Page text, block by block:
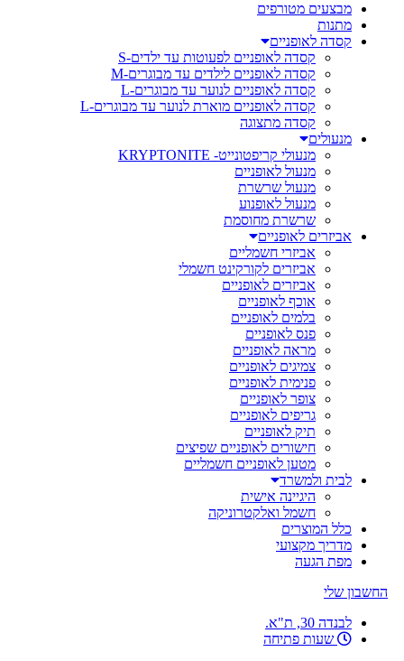
מבצעים מטורפים
מתנות
קסדה לאופניים
קסדה לאופניים לפעוטות עד ילדים-S
קסדה לאופניים לילדים עד מבוגרים-M
קסדה לאופניים לנוער עד מבוגרים-L
קסדה לאופניים מוארת לנוער עד מבוגרים-L
קסדה מתצוגה
מנעולים
מנעולי קריפטונייט- KRYPTONITE
מנעול לאופניים
מנעול שרשרת
מנעול לאופנוע
שרשרת מחוסמת
אביזרים לאופניים
אביזרי חשמליים
אביזרים לקורקינט חשמלי
אביזרים לאופניים
אוכף לאופניים
בלמים לאופניים
פנס לאופניים
מראה לאופניים
צמיגים לאופניים
פנימית לאופניים
צופר לאופניים
גריפים לאופניים
תיק לאופניים
חישורים לאופניים שפיצים
מטען לאופניים חשמליים
לבית ולמשרד
היגיינה אישית
חשמל ואלקטרוניקה
כלל המוצרים
מדריך מקצועי
מפת הגעה
החשבון שלי
לבנדה 30, ת"א.
שעות פתיחה